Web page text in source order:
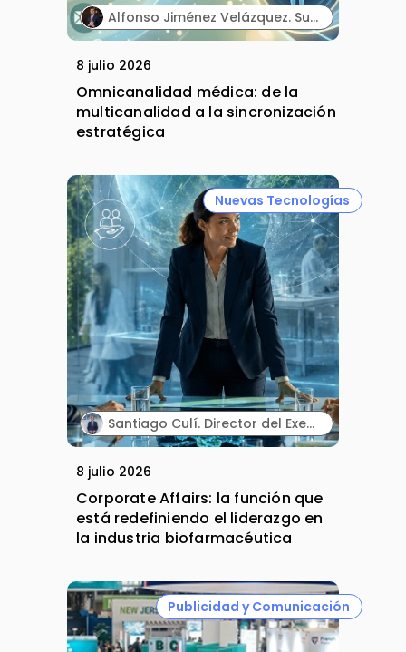
Alfonso Jiménez Velázquez. Subdirector corporativo de Marketing y Publicidad. Grupo Ultra Laboratorios.
8 julio 2026
Omnicanalidad médica: de la
multicanalidad a la sincronización
estratégica
Nuevas Tecnologías
Santiago Culí. Director del Executive Program en Asuntos Públicos y Comunicación en la Industria Farmacéutica de Cesif.
8 julio 2026
Corporate Affairs: la función que
está redefiniendo el liderazgo en
la industria biofarmacéutica
Publicidad y Comunicación